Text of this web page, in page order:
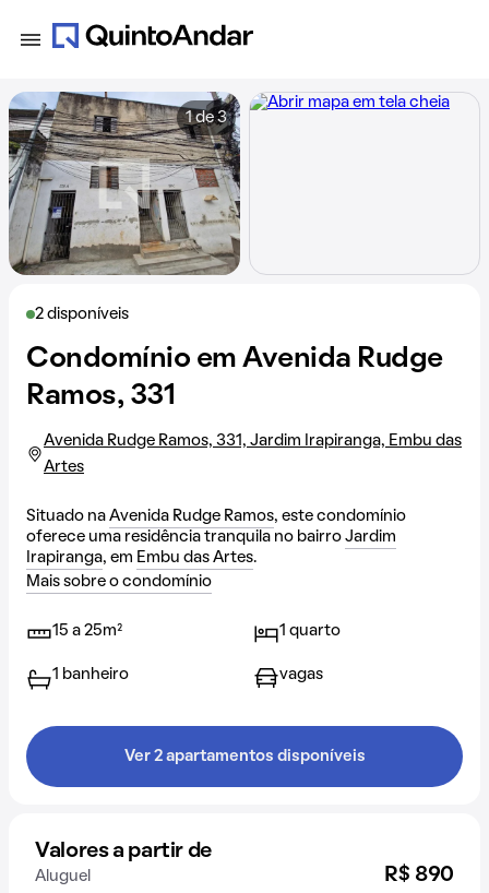
2 disponíveis
Condomínio em Avenida Rudge
Ramos, 331
Avenida Rudge Ramos, 331, Jardim Irapiranga, Embu das
Artes
Situado na Avenida Rudge Ramos, este condomínio
oferece uma residência tranquila no bairro Jardim
Irapiranga, em Embu das Artes.
Mais sobre o condomínio
15 a 25m² 1 quarto
1 banheiro vagas
Ver 2 apartamentos disponíveis
Valores a partir de
Aluguel R$ 890
1 de 3